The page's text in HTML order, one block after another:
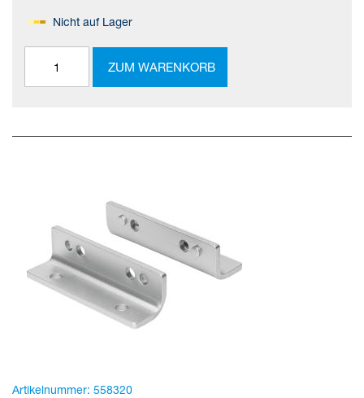
Nicht auf Lager
ZUM WARENKORB
Artikelnummer: 558320